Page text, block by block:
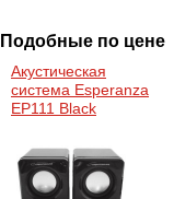
Подобные по цене
Акустическая
система Esperanza
EP111 Black